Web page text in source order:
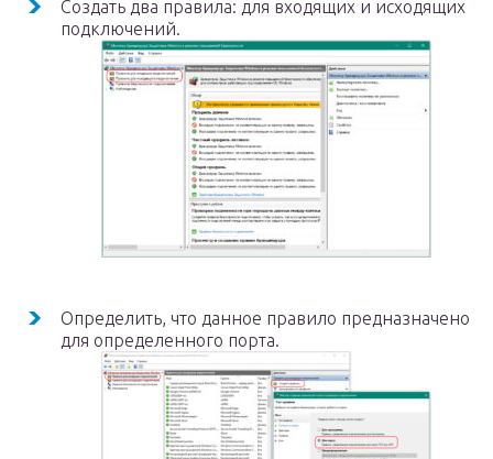
Создать два правила: для входящих и исходящих
подключений.
Определить, что данное правило предназначено
для определенного порта.